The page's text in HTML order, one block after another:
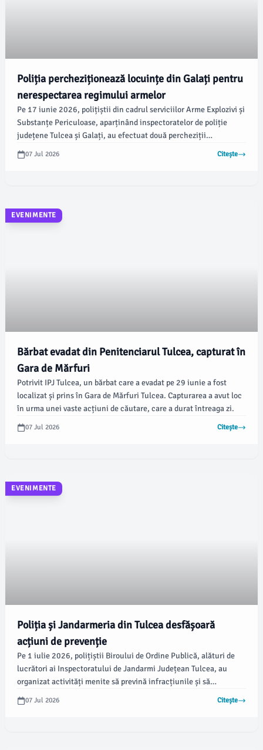
Poliția percheziționează locuințe din Galați pentru
nerespectarea regimului armelor
Pe 17 iunie 2026, polițiștii din cadrul serviciilor Arme Explozivi și
Substanțe Periculoase, aparținând inspectoratelor de poliție
județene Tulcea și Galați, au efectuat două percheziții
domiciliare în județul Galați. Aceste acțiuni au avut loc în cadrul
unui dosar penal ce vizează infracțiuni legate de nerespectarea
07 Jul 2026 Citește
EVENIMENTE
Bărbat evadat din Penitenciarul Tulcea, capturat în
Gara de Mărfuri
Potrivit IPJ Tulcea, un bărbat care a evadat pe 29 iunie a fost
localizat și prins în Gara de Mărfuri Tulcea. Capturarea a avut loc
în urma unei vaste acțiuni de căutare, care a durat întreaga zi.
07 Jul 2026 Citește
EVENIMENTE
Poliția și Jandarmeria din Tulcea desfășoară
acțiuni de prevenție
Pe 1 iulie 2026, polițiștii Biroului de Ordine Publică, alături de
lucrători ai Inspectoratului de Jandarmi Județean Tulcea, au
organizat activități menite să prevină infracțiunile și să
sancționeze faptele de încălcare a normelor de conviețuire
socială. Acțiunea a avut loc între orele 07:00 și 19:00, pe raza
07 Jul 2026 Citește